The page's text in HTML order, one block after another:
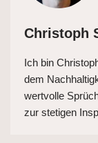
Christoph
Ich bin
dem
wertvolle
zur stetigen